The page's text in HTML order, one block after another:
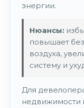
энергии.
Нюансы:
повышает
воздуха,
систему и
Для
недвижимости